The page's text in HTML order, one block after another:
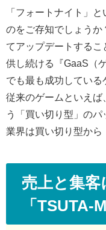
「フォートナイト」
のをご存知でしょうか
てアップデートする
供し続ける『GaaS（
でも最も成功している
従来のゲームといえば
う「買い切り型」の
業界は買い切り型から
売上と集客
「TSUTA-